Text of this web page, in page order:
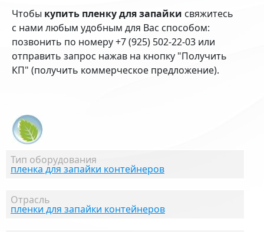
Тип оборудования
пленка для запайки контейнеров
Отрасль
пленки для запайки контейнеров
Чтобы купить пленку для запайки свяжитесь
с нами любым удобным для Вас способом:
позвонить по номеру +7 (925) 502-22-03 или
отправить запрос нажав на кнопку "Получить
КП" (получить коммерческое предложение).